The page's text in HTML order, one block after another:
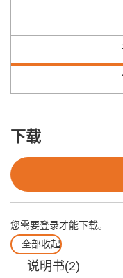
下载
您需要登录才能下载。
全部收起
说明书(2)